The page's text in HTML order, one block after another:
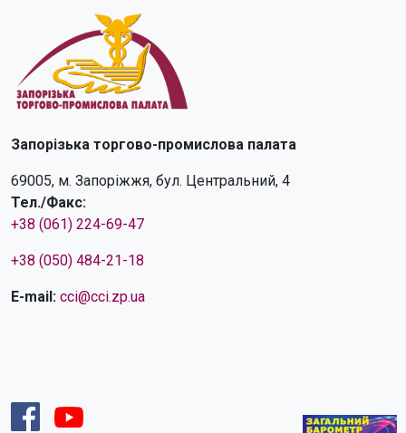
Запорізька торгово-промислова палата
69005, м. Запоріжжя, бул. Центральний, 4
Тел./Факс:
+38 (061) 224-69-47
+38 (050) 484-21-18
E-mail: cci@cci.zp.ua